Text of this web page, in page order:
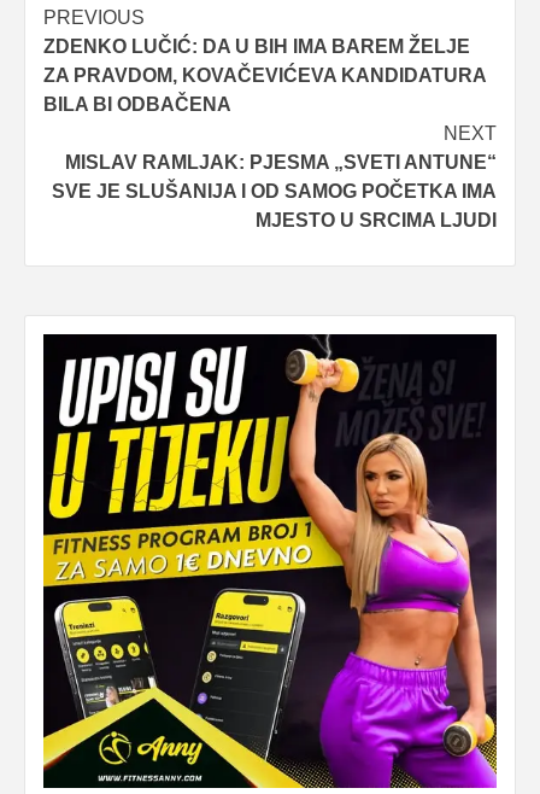
Post
navigation
PREVIOUS
ZDENKO LUČIĆ: DA U BIH IMA BAREM ŽELJE
ZA PRAVDOM, KOVAČEVIĆEVA KANDIDATURA
BILA BI ODBAČENA
NEXT
MISLAV RAMLJAK: PJESMA „SVETI ANTUNE“
SVE JE SLUŠANIJA I OD SAMOG POČETKA IMA
MJESTO U SRCIMA LJUDI